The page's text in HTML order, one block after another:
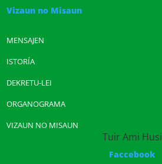
Vizaun no Misaun
MENSAJEN
ISTORÍA
DEKRETU-LEI
ORGANOGRAMA
VIZAUN NO MISAUN
Tuir Ami Husi
Faccebook